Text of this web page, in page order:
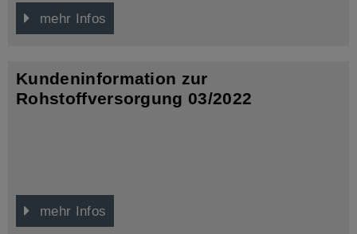
mehr Infos
Kundeninformation zur
Rohstoffversorgung 03/2022
mehr Infos